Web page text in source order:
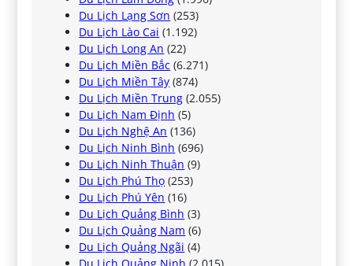
Du Lịch Lạng Sơn (253)
Du Lịch Lào Cai (1.192)
Du Lịch Long An (22)
Du Lịch Miền Bắc (6.271)
Du Lịch Miền Tây (874)
Du Lịch Miền Trung (2.055)
Du Lịch Nam Định (5)
Du Lịch Nghệ An (136)
Du Lịch Ninh Bình (696)
Du Lịch Ninh Thuận (9)
Du Lịch Phú Thọ (253)
Du Lịch Phú Yên (16)
Du Lịch Quảng Bình (3)
Du Lịch Quảng Nam (6)
Du Lịch Quảng Ngãi (4)